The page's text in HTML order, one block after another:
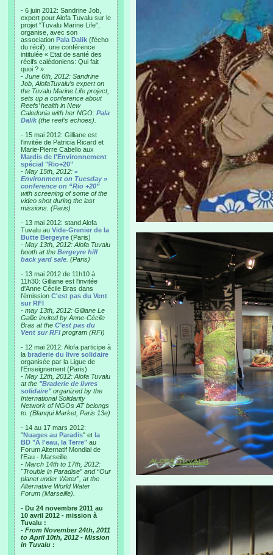
- 6 juin 2012: Sandrine Job,
expert pour Alofa Tuvalu sur le
projet "Tuvalu Marine Life",
organise, avec son
association Pala Dalik (l’écho
du récif), une conférence
intitulée « Etat de santé des
récifs calédoniens: Qui fait
quoi ? »
- June 6th, 2012: Sandrine
Job, AlofaTuvalu’s expert on
the Tuvalu Marine Life project,
sets up a conference about
Reefs’ health in New
Caledonia with her NGO: Pala
Dalik (the reef’s echoes).
- 15 mai 2012: Gilliane est
l'invitée de Patricia Ricard et
Marie-Pierre Cabello aux
Mardis de l'Environnement
spécial "Rio+20"
- May 15th, 2012: «
Environment on Tuesday »
conference on “Rio +20”
with screening of some of the
video shot during the last
missions. (Paris)
- 13 mai 2012: stand Alofa
Tuvalu au Vide-Grenier de la
Butte Bergeyre (Paris)
- May 13th, 2012: Alofa Tuvalu
booth at the Bergeyre hill
back yard sale . (Paris)
- 13 mai 2012 de 11h10 à
11h30: Gilliane est l'invitée
d'Anne Cécile Bras dans
l'émission C'est pas du Vent
sur RFI
- may 13th, 2012: Gilliane Le
Gallic invited by Anne-Cécile
Bras at the C'est pas du
Vent sur RFI program (RFI)
- 12 mai 2012: Alofa participe à
la braderie du livre solidaire
organisée par la Ligue de
l'Enseignement (Paris)
- May 12th, 2012: Alofa Tuvalu
at the "Braderie de livres
solidaire"organized by the
International Solidarity
Network of NGOs AT belongs
to. (Blanqui Market, Paris 13e)
- 14 au 17 mars 2012:
"Nuages au Paradis" et la
BD "A l'eau, la Terre" au
Forum Alternatif Mondial de
l'Eau - Marseille.
- March 14th to 17th, 2012:
"Trouble in Paradise” and “Our
planet under Water”, at the
Alternative World Water
Forum (Marseille).
- Du 24 novembre 2011 au
10 avril 2012 - mission à
Tuvalu :
- From November 24th, 2011
to April 10th, 2012 - Mission
in Tuvalu :